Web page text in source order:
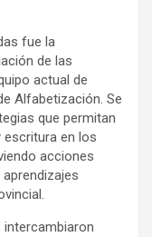
fue la
de las
actual de
Alfabetización. Se
que permitan
escritura en los
acciones
intercambiaron